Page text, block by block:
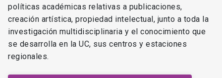
políticas académicas relativas a publicaciones,
creación artística, propiedad intelectual, junto a toda la
investigación multidisciplinaria y el conocimiento que
se desarrolla en la UC, sus centros y estaciones
regionales.